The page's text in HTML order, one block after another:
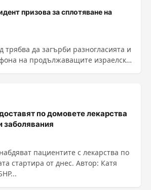
призова за сплотяване на
трябва да загърби разногласията и
на продължаващите израелски
по домовете лекарства
заболявания
пациентите с лекарства по
стартира от днес. Автор: Катя